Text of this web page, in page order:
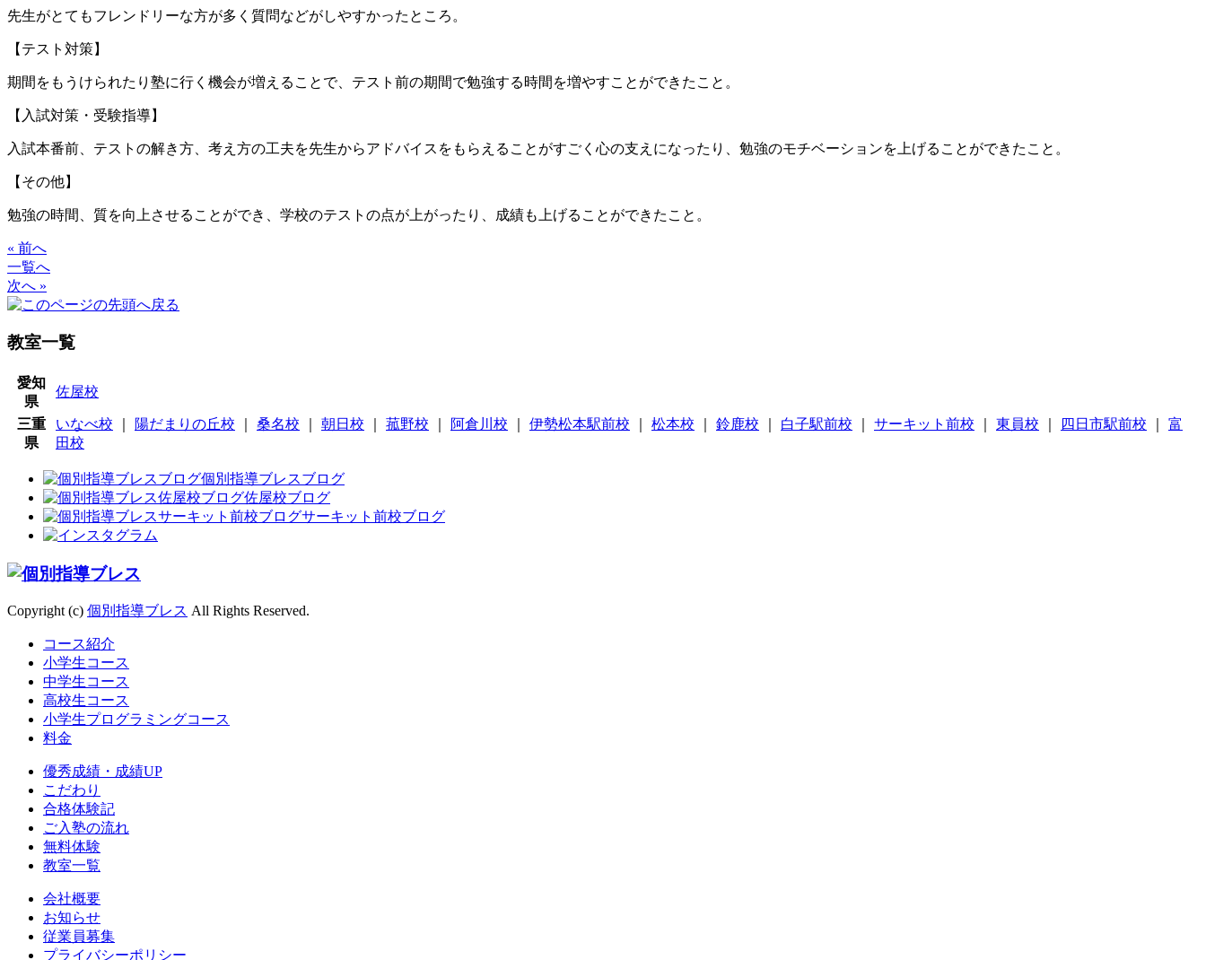
先生がとてもフレンドリーな方が多く質問などがしやすかったところ。
【テスト対策】
期間をもうけられたり塾に行く機会が増えることで、テスト前の期間で勉強する時間を増やすことができたこと。
【入試対策・受験指導】
入試本番前、テストの解き方、考え方の工夫を先生からアドバイスをもらえることがすごく心の支えになったり、勉強のモチベーションを上げることができたこと。
【その他】
勉強の時間、質を向上させることができ、学校のテストの点が上がったり、成績も上げることができたこと。
« 前へ
一覧へ
次へ »
教室一覧
愛知
県
佐屋校
三重
県
いなべ校 陽だまりの丘校 桑名校 朝日校 菰野校 阿倉川校 伊勢松本駅前校 松本校 鈴鹿校 白子駅前校 サーキット前校 東員校 四日市駅前校
富
田校
個別指導ブレスブログ
佐屋校ブログ
サーキット前校ブログ
Copyright (c) 個別指導ブレス All Rights Reserved.
コース紹介
小学生コース
中学生コース
高校生コース
小学生プログラミングコース
料金
優秀成績・成績UP
こだわり
合格体験記
ご入塾の流れ
無料体験
教室一覧
会社概要
お知らせ
従業員募集
プライバシーポリシー